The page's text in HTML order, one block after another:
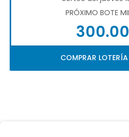
PRÓXIMO BOTE
COMPRAR